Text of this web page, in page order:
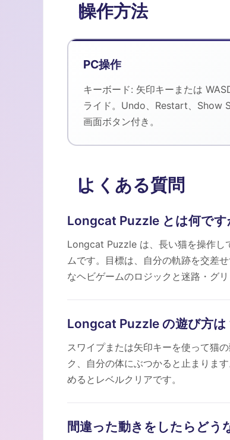
操作方法
PC操作
キーボード: 矢印キーまたは
ライド。Undo、Restart、Show
画面ボタン付き。
よくある質問
Longcat Puzzle とは何です
Longcat Puzzle は、長い猫を操作し
ムです。目標は、自分の軌跡を交差
なヘビゲームのロジックと迷路・グ
Longcat Puzzle の遊び方は
スワイプまたは矢印キーを使って猫
ク、自分の体にぶつかると止まりま
めるとレベルクリアです。
間違った動きをしたらどう